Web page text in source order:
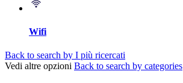
Wifi
Back to search by I più ricercati
Vedi altre opzioni Back to search by categories